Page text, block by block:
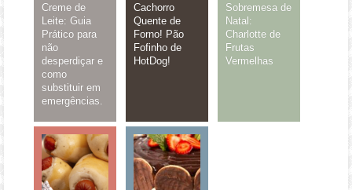
Creme de
Leite: Guia
Prático para
não
desperdiçar e
como
substituir em
emergências.
Cachorro
Quente de
Forno! Pão
Fofinho de
HotDog!
Sobremesa de
Natal:
Charlotte de
Frutas
Vermelhas